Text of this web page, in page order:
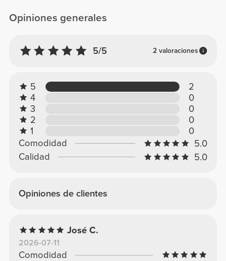
Opiniones generales
5/5 2 valoraciones
5
2
4
0
3
0
2
0
1
0
Comodidad
5.0
Calidad
5.0
Opiniones de clientes
José C.
2026-07-11
Comodidad